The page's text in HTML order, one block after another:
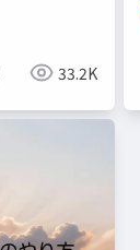
33.2K